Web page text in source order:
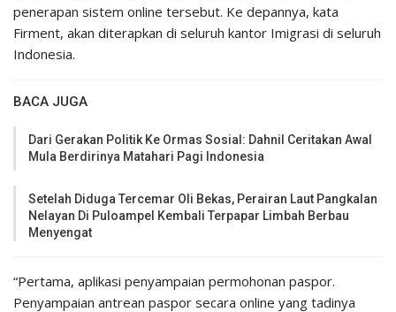
penerapan sistem online tersebut. Ke depannya, kata
Firment, akan diterapkan di seluruh kantor Imigrasi di seluruh
Indonesia.
BACA JUGA
Dari Gerakan Politik Ke Ormas Sosial: Dahnil Ceritakan Awal
Mula Berdirinya Matahari Pagi Indonesia
Setelah Diduga Tercemar Oli Bekas, Perairan Laut Pangkalan
Nelayan Di Puloampel Kembali Terpapar Limbah Berbau
Menyengat
“Pertama, aplikasi penyampaian permohonan paspor.
Penyampaian antrean paspor secara online yang tadinya